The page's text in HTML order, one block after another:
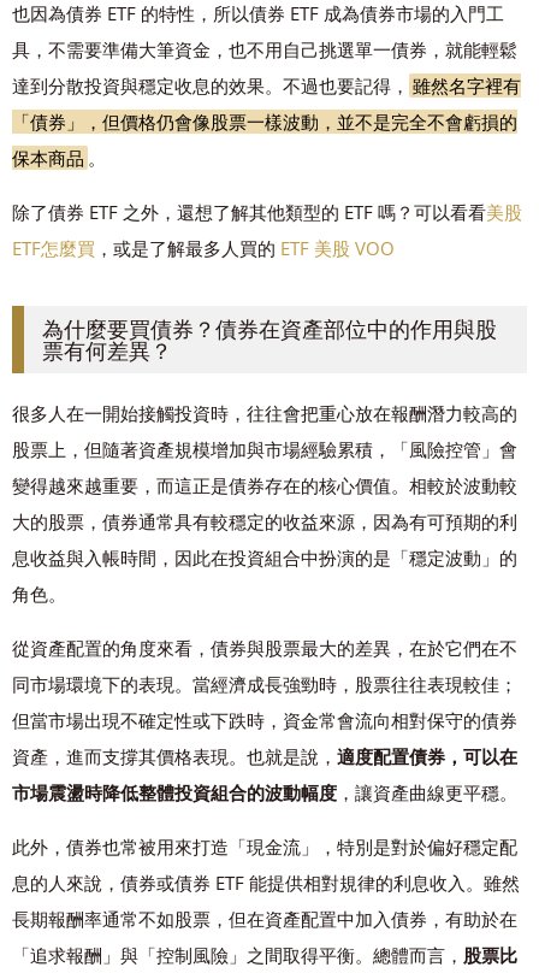
也因為債券 ETF 的特性，所以債券 ETF 成為債券市場的入門工
具，不需要準備大筆資金，也不用自己挑選單一債券，就能輕鬆
達到分散投資與穩定收息的效果。不過也要記得， 雖然名字裡有
「債券」，但價格仍會像股票一樣波動，並不是完全不會虧損的
保本商品 。
除了債券 ETF 之外，還想了解其他類型的 ETF 嗎？可以看看美股
ETF怎麼買 ，或是了解最多人買的 ETF 美股 VOO
為什麼要買債券？債券在資產部位中的作用與股
票有何差異？
很多人在一開始接觸投資時，往往會把重心放在報酬潛力較高的
股票上，但隨著資產規模增加與市場經驗累積，「風險控管」會
變得越來越重要，而這正是債券存在的核心價值。相較於波動較
大的股票，債券通常具有較穩定的收益來源，因為有可預期的利
息收益與入帳時間，因此在投資組合中扮演的是「穩定波動」的
角色。
從資產配置的角度來看，債券與股票最大的差異，在於它們在不
同市場環境下的表現。當經濟成長強勁時，股票往往表現較佳；
但當市場出現不確定性或下跌時，資金常會流向相對保守的債券
資產，進而支撐其價格表現。也就是說， 適度配置債券，可以在
市場震盪時降低整體投資組合的波動幅度 ，讓資產曲線更平穩。
此外，債券也常被用來打造「現金流」，特別是對於偏好穩定配
息的人來說，債券或債券 ETF 能提供相對規律的利息收入。雖然
長期報酬率通常不如股票，但在資產配置中加入債券，有助於在
「追求報酬」與「控制風險」之間取得平衡。總體而言， 股票比